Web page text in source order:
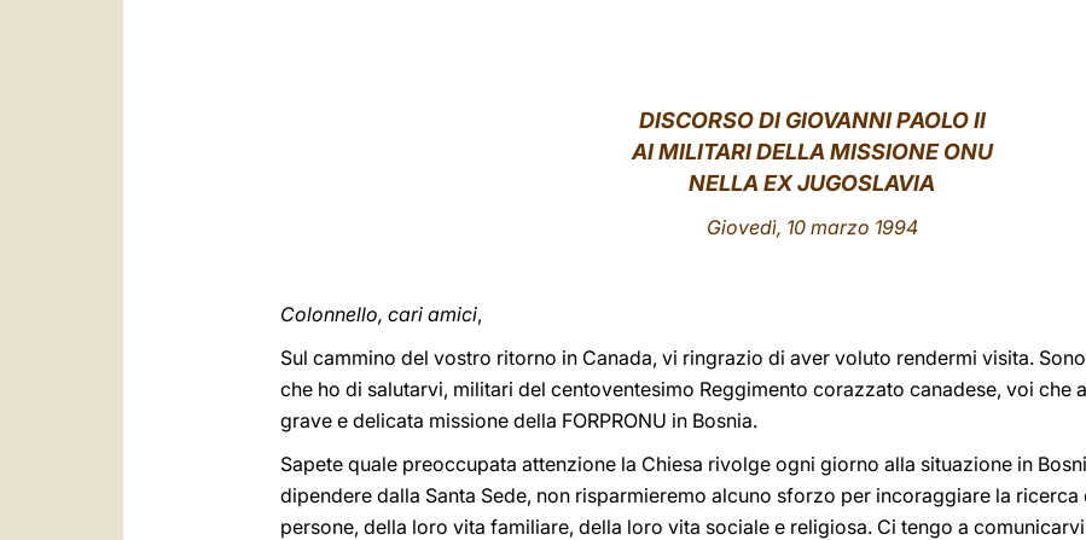
DISCORSO DI GIOVANNI PAOLO II
AI MILITARI DELLA MISSIONE ONU
NELLA EX JUGOSLAVIA
Giovedì, 10 marzo 1994
Colonnello, cari amici,
Sul cammino del vostro ritorno in Canada, vi ringrazio di aver voluto rendermi visita.
che ho di salutarvi, militari del centoventesimo Reggimento corazzato canadese, voi che
grave e delicata missione della FORPRONU in Bosnia.
Sapete quale preoccupata attenzione la Chiesa rivolge ogni giorno alla situazione in
dipendere dalla Santa Sede, non risparmieremo alcuno sforzo per incoraggiare la
persone, della loro vita familiare, della loro vita sociale e religiosa. Ci tengo a